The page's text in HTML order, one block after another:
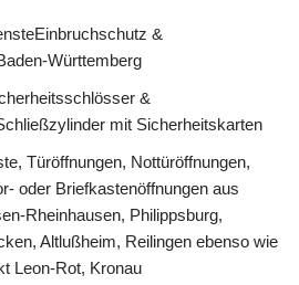
&
Württemberg
&
mit Sicherheitskarten
Türöffnungen, Nottüröffnungen,
oder Briefkastenöffnungen aus
Rheinhausen, Philippsburg,
Altlußheim, Reilingen ebenso wie
Leon-Rot, Kronau